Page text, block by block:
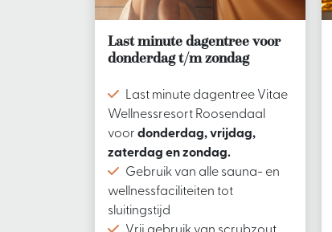
Last minute dagentree voor
donderdag t/m zondag
Last minute dagentree Vitae
Wellnessresort Roosendaal
voor donderdag, vrijdag,
zaterdag en zondag.
Gebruik van alle sauna- en
wellnessfaciliteiten tot
sluitingstijd